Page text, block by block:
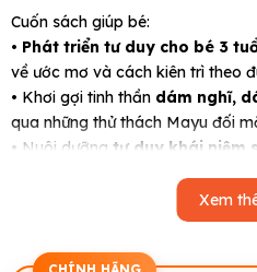
Cuốn sách giúp bé:
• Phát triển tư duy cho bé 3
về ước mơ và cách kiên trì theo
• Khơi gợi tinh thần dám nghĩ,
qua những thử thách Mayu đối
• Nuôi dưỡng tư duy khái niệm
tưởng tượng
hóa những đám mây và cảnh
câu chuyện
Xem